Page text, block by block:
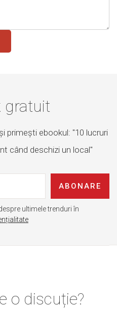
gratuit
primești ebookul: "10 lucruri
când deschizi un local"
ABONARE
ultimele trenduri în
o discuție?